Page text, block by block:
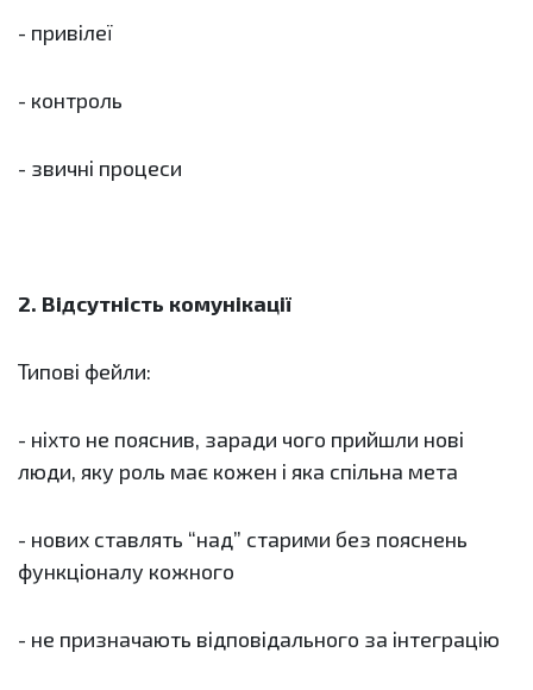
- привілеї
- контроль
- звичні процеси
2. Відсутність комунікації
Типові фейли:
- ніхто не пояснив, заради чого прийшли нові
люди, яку роль має кожен і яка спільна мета
- нових ставлять “над” старими без пояснень
функціоналу кожного
- не призначають відповідального за інтеграцію